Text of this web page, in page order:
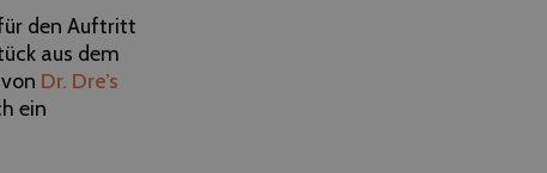
den Auftritt
aus dem
Dr. Dre’s
ein